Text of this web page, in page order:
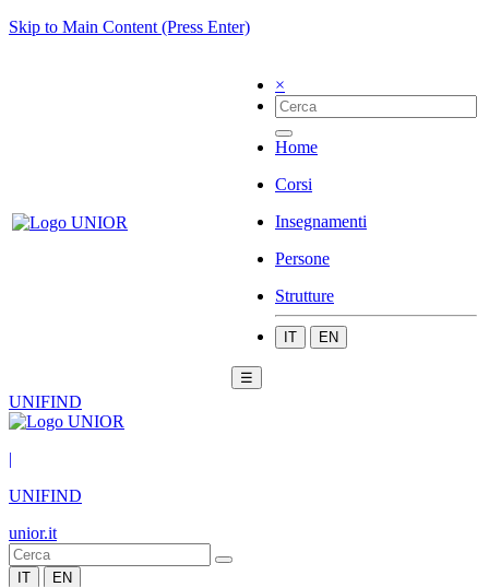
Skip to Main Content (Press Enter)
×
Home
Corsi
Insegnamenti
Persone
Strutture
IT EN
☰
UNIFIND
|
UNIFIND
unior.it
IT EN